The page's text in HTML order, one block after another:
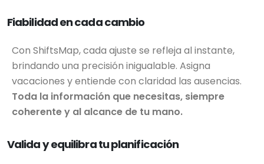
Fiabilidad en cada cambio
Con ShiftsMap, cada ajuste se refleja al instante,
brindando una precisión inigualable. Asigna
vacaciones y entiende con claridad las ausencias.
Toda la información que necesitas, siempre
coherente y al alcance de tu mano.
Valida y equilibra tu planificación